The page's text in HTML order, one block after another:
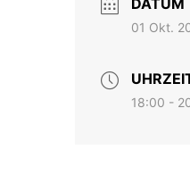
DATUM
01 Okt.
18:00 -